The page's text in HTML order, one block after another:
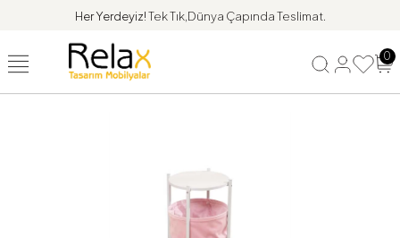
Her Yerdeyiz!Tek Tık,Dünya Çapında Teslimat.
0